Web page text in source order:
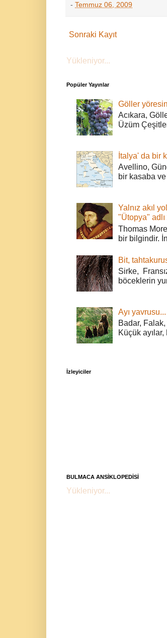
- Temmuz 06, 2009
Sonraki Kayıt
Yükleniyor...
Popüler Yayınlar
Göller
Acıkara,
Üzüm
İtalya' da bir
Avellino,
bir kasaba
Yalnız akıl
"Ütopya" adlı
Thomas
bir bilgindir.
Bit,
Sirke,
böceklerin
Ayı yavrusu...
Badar,
Küçük
İzleyiciler
BULMACA ANSİKLOPEDİSİ
Yükleniyor...